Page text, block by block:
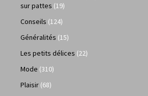
sur pattes (19)
Conseils (124)
Généralités (15)
Les petits délices (22)
Mode (310)
Plaisir (68)